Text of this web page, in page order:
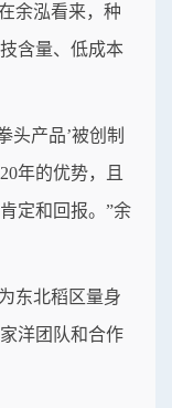
余泓看来，种
含量、低成本
头产品’被创制
年的优势，且
定和回报。”余
东北稻区量身
洋团队和合作